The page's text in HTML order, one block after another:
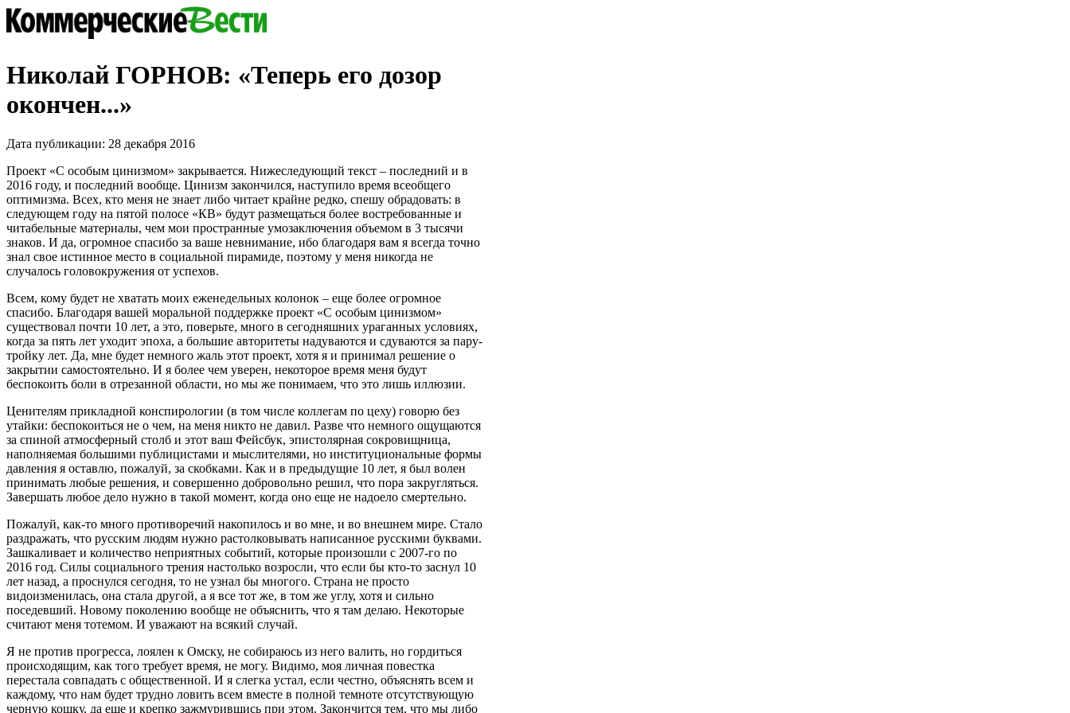
Николай ГОРНОВ: «Теперь его дозор
окончен...»
Дата публикации: 28 декабря 2016
Проект «С особым цинизмом» закрывается. Нижеследующий текст – последний и в
2016 году, и последний вообще. Цинизм закончился, наступило время всеобщего
оптимизма. Всех, кто меня не знает либо читает крайне редко, спешу обрадовать: в
следующем году на пятой полосе «КВ» будут размещаться более востребованные и
читабельные материалы, чем мои пространные умозаключения объемом в 3 тысячи
знаков. И да, огромное спасибо за ваше невнимание, ибо благодаря вам я всегда точно
знал свое истинное место в социальной пирамиде, поэтому у меня никогда не
случалось головокружения от успехов.
Всем, кому будет не хватать моих еженедельных колонок – еще более огромное
спасибо. Благодаря вашей моральной поддержке проект «С особым цинизмом»
существовал почти 10 лет, а это, поверьте, много в сегодняшних ураганных условиях,
когда за пять лет уходит эпоха, а большие авторитеты надуваются и сдуваются за пару-
тройку лет. Да, мне будет немного жаль этот проект, хотя я и принимал решение о
закрытии самостоятельно. И я более чем уверен, некоторое время меня будут
беспокоить боли в отрезанной области, но мы же понимаем, что это лишь иллюзии.
Ценителям прикладной конспирологии (в том числе коллегам по цеху) говорю без
утайки: беспокоиться не о чем, на меня никто не давил. Разве что немного ощущаются
за спиной атмосферный столб и этот ваш Фейсбук, эпистолярная сокровищница,
наполняемая большими публицистами и мыслителями, но институциональные формы
давления я оставлю, пожалуй, за скобками. Как и в предыдущие 10 лет, я был волен
принимать любые решения, и совершенно добровольно решил, что пора закругляться.
Завершать любое дело нужно в такой момент, когда оно еще не надоело смертельно.
Пожалуй, как-то много противоречий накопилось и во мне, и во внешнем мире. Стало
раздражать, что русским людям нужно растолковывать написанное русскими буквами.
Зашкаливает и количество неприятных событий, которые произошли с 2007-го по
2016 год. Силы социального трения настолько возросли, что если бы кто-то заснул 10
лет назад, а проснулся сегодня, то не узнал бы многого. Страна не просто
видоизменилась, она стала другой, а я все тот же, в том же углу, хотя и сильно
поседевший. Новому поколению вообще не объяснить, что я там делаю. Некоторые
считают меня тотемом. И уважают на всякий случай.
Я не против прогресса, лоялен к Омску, не собираюсь из него валить, но гордиться
происходящим, как того требует время, не могу. Видимо, моя личная повестка
перестала совпадать с общественной. И я слегка устал, если честно, объяснять всем и
каждому, что нам будет трудно ловить всем вместе в полной темноте отсутствующую
черную кошку, да еще и крепко зажмурившись при этом. Закончится тем, что мы либо